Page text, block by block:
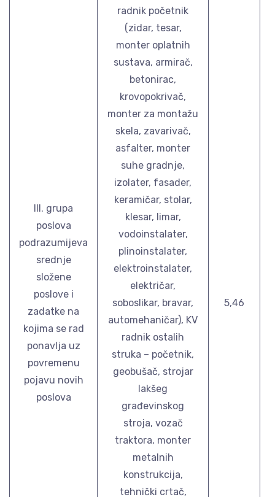
III. grupa
poslova
podrazumijeva
srednje
složene
poslove i
zadatke na
kojima se rad
ponavlja uz
povremenu
pojavu novih
poslova
radnik početnik
(zidar, tesar,
monter oplatnih
sustava, armirač,
betonirac,
krovopokrivač,
monter za montažu
skela, zavarivač,
asfalter, monter
suhe gradnje,
izolater, fasader,
keramičar, stolar,
klesar, limar,
vodoinstalater,
plinoinstalater,
elektroinstalater,
električar,
soboslikar, bravar,
automehaničar), KV
radnik ostalih
struka – početnik,
geobušač, strojar
lakšeg
građevinskog
stroja, vozač
traktora, monter
metalnih
konstrukcija,
tehnički crtač,
5,46